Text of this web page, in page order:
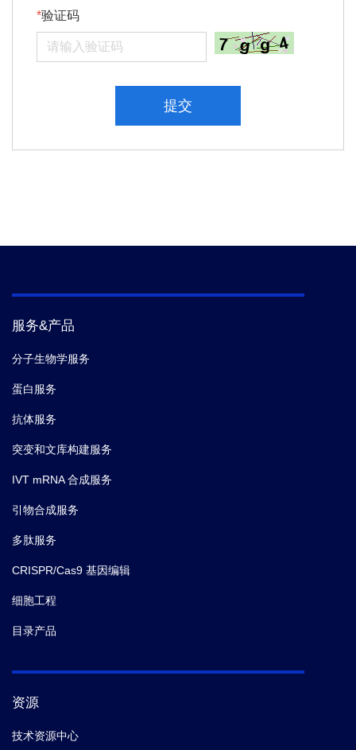
验证码
提交
服务&产品
分子生物学服务
蛋白服务
抗体服务
突变和文库构建服务
IVT mRNA 合成服务
引物合成服务
多肽服务
CRISPR/Cas9 基因编辑
细胞工程
目录产品
资源
技术资源中心